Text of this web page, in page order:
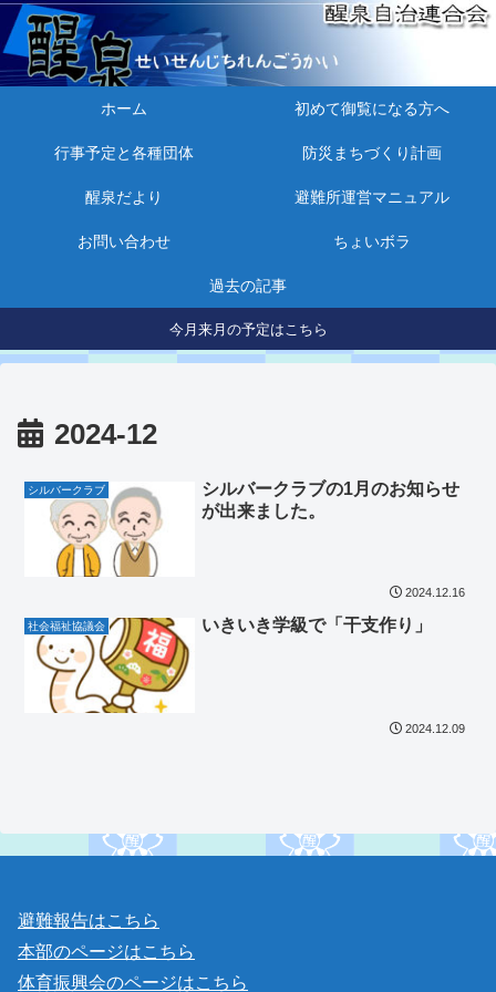
ホーム 初めて御覧になる方へ
行事予定と各種団体 防災まちづくり計画
醒泉だより 避難所運営マニュアル
お問い合わせ ちょいボラ
過去の記事
今月来月の予定はこちら
2024-12
シルバークラブ
シルバークラブの1月のお知らせ
が出来ました。
2024.12.16
社会福祉協議会 いきいき学級で「干支作り」
2024.12.09
避難報告はこちら
本部のページはこちら
体育振興会のページはこちら